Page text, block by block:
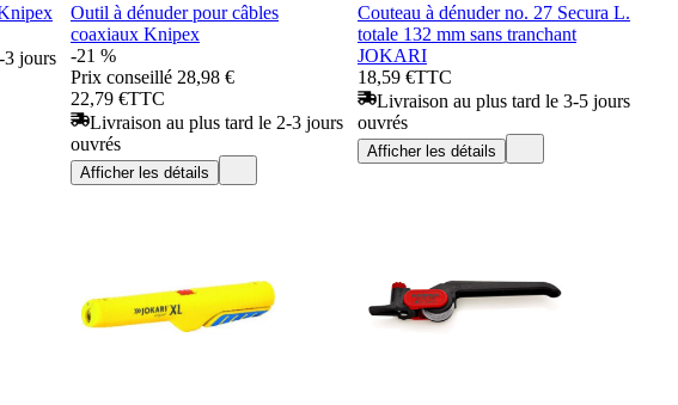
3 jours
Outil à dénuder pour câbles
coaxiaux Knipex
-21 %
Prix conseillé 28,98 €
22,79 €TTC
Livraison au plus tard le 2-3 jours
ouvrés
Afficher les détails
Couteau à dénuder no. 27 Secura L.
totale 132 mm sans tranchant
JOKARI
18,59 €TTC
Livraison au plus tard le 3-5 jours
ouvrés
Afficher les détails